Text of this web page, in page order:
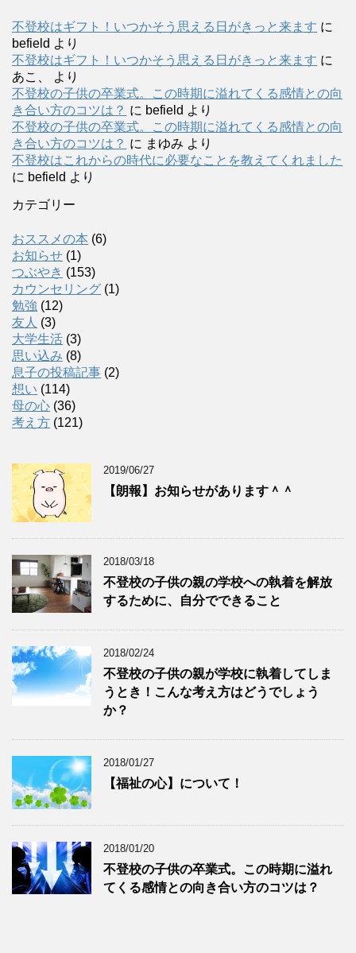
不登校はギフト！いつかそう思える日がきっと来ます に
befield より
不登校はギフト！いつかそう思える日がきっと来ます に
あこ、
より
不登校の子供の卒業式。この時期に溢れてくる感情との向
き合い方のコツは？ に befield より
不登校の子供の卒業式。この時期に溢れてくる感情との向
き合い方のコツは？ に まゆみ より
不登校はこれからの時代に必要なことを教えてくれました
に befield より
カテゴリー
おススメの本 (6)
お知らせ (1)
つぶやき (153)
カウンセリング (1)
勉強 (12)
友人 (3)
大学生活 (3)
思い込み (8)
息子の投稿記事 (2)
想い (114)
母の心 (36)
考え方 (121)
2019/06/27
【朗報】お知らせがあります＾＾
2018/03/18
不登校の子供の親の学校への執着を解放
するために、自分でできること
2018/02/24
不登校の子供の親が学校に執着してしま
うとき！こんな考え方はどうでしょう
か？
2018/01/27
【福祉の心】について！
2018/01/20
不登校の子供の卒業式。この時期に溢れ
てくる感情との向き合い方のコツは？